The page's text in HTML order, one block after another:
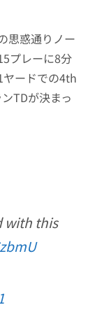
思惑通りノー
プレーに8分
ヤードでの4th
TDが決まっ
with this